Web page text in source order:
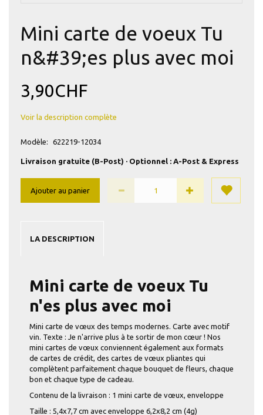
Mini carte de voeux Tu
n&#39;es plus avec moi
3,90CHF
Voir la description complète
Modèle: 622219-12034
Livraison gratuite (B-Post) · Optionnel : A-Post & Express
Ajouter au panier
LA DESCRIPTION
Mini carte de voeux Tu
n'es plus avec moi
Mini carte de vœux des temps modernes. Carte avec motif
vin. Texte : Je n'arrive plus à te sortir de mon cœur ! Nos
mini cartes de vœux conviennent également aux formats
de cartes de crédit, des cartes de vœux pliantes qui
complètent parfaitement chaque bouquet de fleurs, chaque
bon et chaque type de cadeau.
Contenu de la livraison : 1 mini carte de vœux, enveloppe
Taille : 5,4x7,7 cm avec enveloppe 6,2x8,2 cm (4g)